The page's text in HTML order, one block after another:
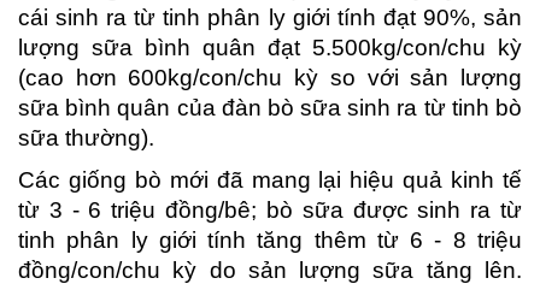
cái sinh ra từ tinh phân ly giới tính đạt 90%, sản
lượng sữa bình quân đạt 5.500kg/con/chu kỳ
(cao hơn 600kg/con/chu kỳ so với sản lượng
sữa bình quân của đàn bò sữa sinh ra từ tinh bò
sữa thường).
Các giống bò mới đã mang lại hiệu quả kinh tế
từ 3 - 6 triệu đồng/bê; bò sữa được sinh ra từ
tinh phân ly giới tính tăng thêm từ 6 - 8 triệu
đồng/con/chu kỳ do sản lượng sữa tăng lên.